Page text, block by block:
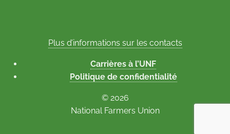
Plus d’informations sur les contacts
Carrières à l’UNF
Politique de confidentialité
© 2026
National Farmers Union